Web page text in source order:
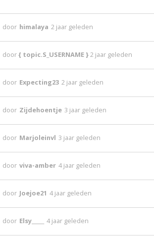
door himalaya 2 jaar geleden
door{ topic.S_USERNAME }2 jaar geleden
door Expecting23 2 jaar geleden
door Zijdehoentje 3 jaar geleden
door Marjoleinvl 3 jaar geleden
door viva-amber 4 jaar geleden
door Joejoe21 4 jaar geleden
door Elsy_____ 4 jaar geleden